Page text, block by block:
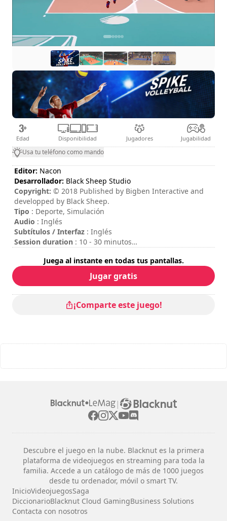
Edad Disponibilidad Jugadores Jugabilidad
Usa tu teléfono como mando
Editor: Nacon
Desarrollador: Black Sheep Studio
Copyright: © 2018 Published by Bigben Interactive and
developped by Black Sheep.
Tipo : Deporte, Simulación
Audio : Inglés
Subtítulos / Interfaz : Inglés
Session duration : 10 - 30 minutos
Modo multijugador: Local, Competition, 2 Players
El modo multijugador online no está disponible en este
momento.
Juega al instante en todas tus pantallas.
Jugar gratis
¡Comparte este juego!
|
Descubre el juego en la nube. Blacknut es la primera
plataforma de videojuegos en streaming para toda la
familia. Accede a un catálogo de más de 1000 juegos
desde tu ordenador, móvil o smart TV.
InicioVideojuegosSaga
DiccionarioBlacknut Cloud GamingBusiness Solutions
Contacta con nosotros